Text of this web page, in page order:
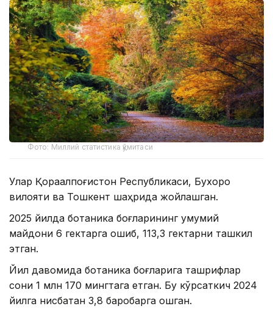
Фото: Миллий статистика қўмитаси
Улар Қорақалпоғистон Республикаси, Бухоро
вилояти ва Тошкент шаҳрида жойлашган.
2025 йилда ботаника боғларининг умумий
майдони 6 гектарга ошиб, 113,3 гектарни ташкил
этган.
Йил давомида ботаника боғларига ташрифлар
сони 1 млн 170 мингтага етган. Бу кўрсаткич 2024
йилга нисбатан 3,8 баробарга ошган.